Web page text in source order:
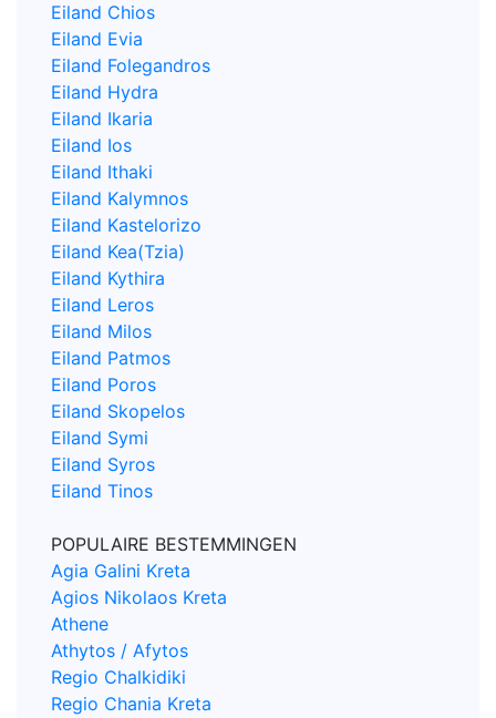
Eiland Chios
Eiland Evia
Eiland Folegandros
Eiland Hydra
Eiland Ikaria
Eiland Ios
Eiland Ithaki
Eiland Kalymnos
Eiland Kastelorizo
Eiland Kea(Tzia)
Eiland Kythira
Eiland Leros
Eiland Milos
Eiland Patmos
Eiland Poros
Eiland Skopelos
Eiland Symi
Eiland Syros
Eiland Tinos
POPULAIRE BESTEMMINGEN
Agia Galini Kreta
Agios Nikolaos Kreta
Athene
Athytos / Afytos
Regio Chalkidiki
Regio Chania Kreta